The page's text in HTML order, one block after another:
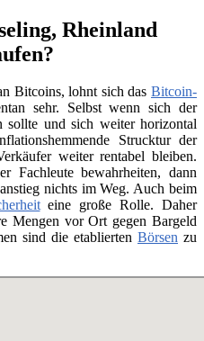
Rheinland
Bitcoins, lohnt sich das Bitcoin-
sehr. Selbst wenn sich der
sollte und sich weiter horizontal
Strucktur der
weiter rentabel bleiben.
Fachleute bewahrheiten, dann
nichts im Weg. Auch beim
eine große Rolle. Daher
Mengen vor Ort gegen Bargeld
sind die etablierten Börsen zu